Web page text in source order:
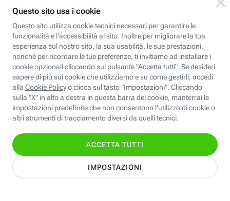
App FastwebPlus
conoscere, informare,